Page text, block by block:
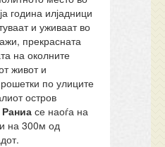
година илјадници
и уживаат во
прекрасната
на околните
живот и
по улиците
остров
се наоѓа на
на 300м од